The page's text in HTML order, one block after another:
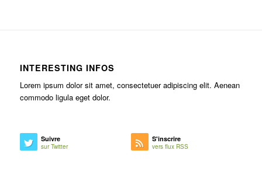
INTERESTING INFOS
Lorem ipsum dolor sit amet, consectetuer adipiscing elit. Aenean
commodo ligula eget dolor.
Suivre
sur Twitter
S'inscrire
vers flux RSS